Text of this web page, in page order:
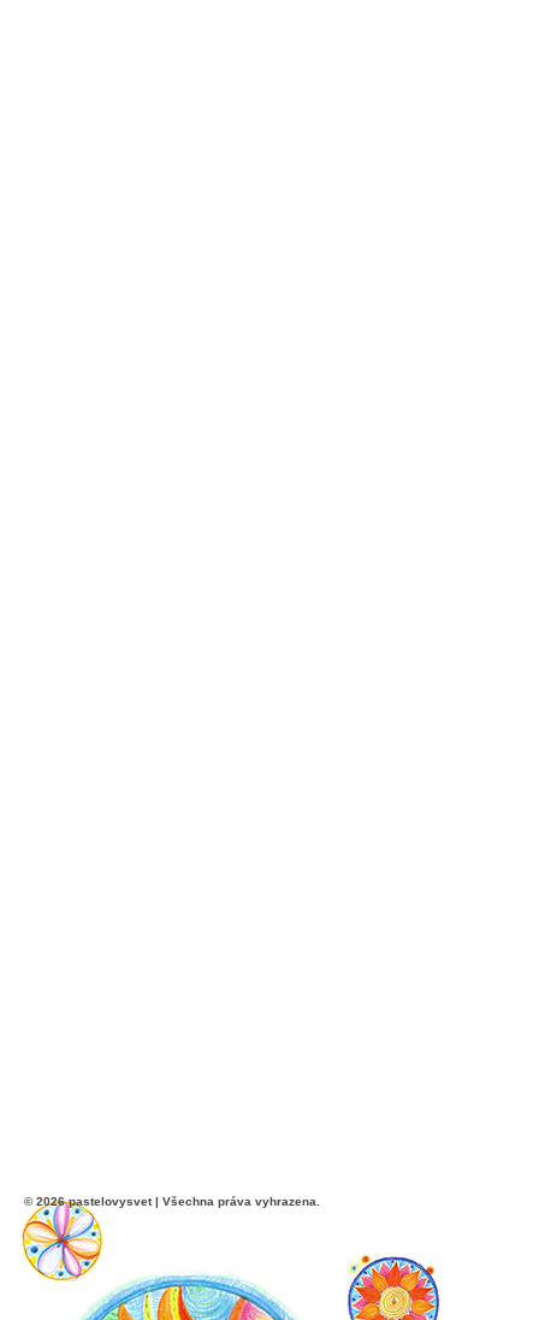
© 2026 pastelovysvet | Všechna práva vyhrazena.